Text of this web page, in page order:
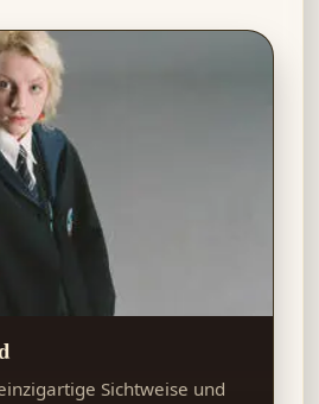
Sichtweise und